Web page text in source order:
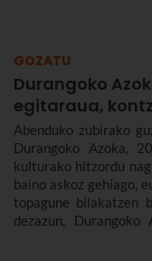
GOZATU
Durangoko
egitaraua,
Abenduko zubirako
Durangoko Azoka,
kulturako hitzordu
baino askoz gehiago,
topagune bilakatzen
dezazun, Durangoko